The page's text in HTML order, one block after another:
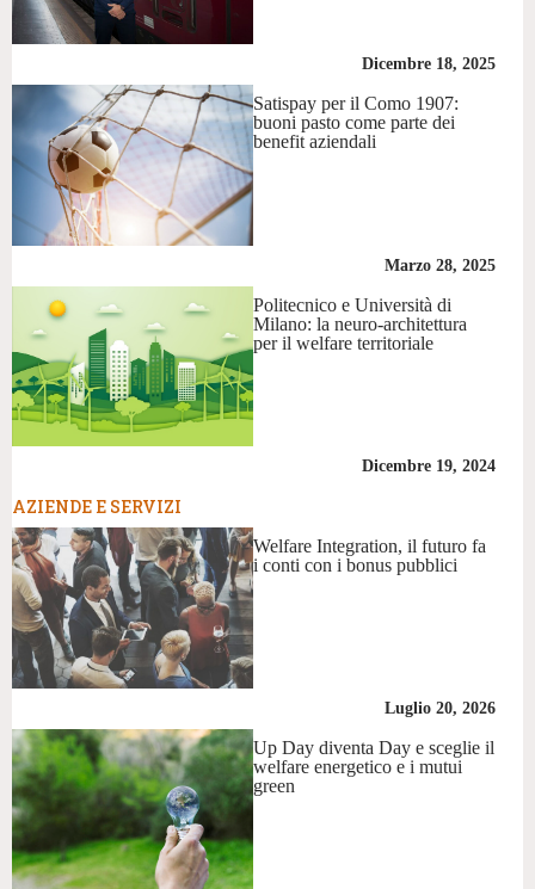
Dicembre 18, 2025
Satispay per il Como 1907:
buoni pasto come parte dei
benefit aziendali
Marzo 28, 2025
Politecnico e Università di
Milano: la neuro-architettura
per il welfare territoriale
Dicembre 19, 2024
AZIENDE E SERVIZI
Welfare Integration, il futuro fa
i conti con i bonus pubblici
Luglio 20, 2026
Up Day diventa Day e sceglie il
welfare energetico e i mutui
green